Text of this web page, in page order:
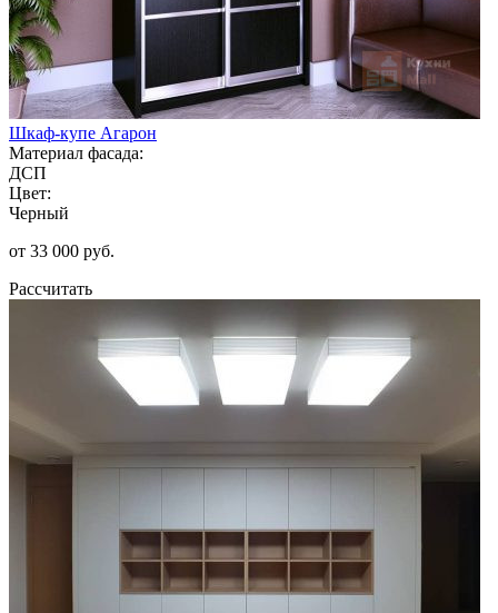
Шкаф-купе Агарон
Материал фасада:
ДСП
Цвет:
Черный
от 33 000 руб.
Рассчитать